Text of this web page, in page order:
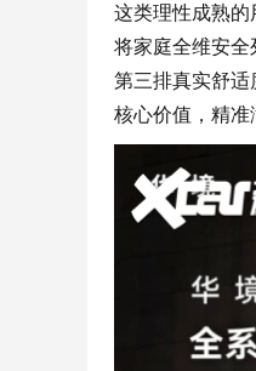
这类理性成熟
将家庭全维安
第三排真实舒适
核心价值，精准